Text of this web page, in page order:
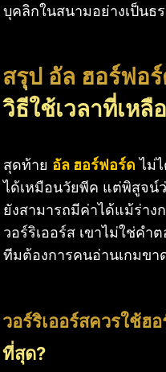
บุคลิกในสนามอย่างเป็นธ
สรุป อัล ฮอร์ฟอ
วิธีใช้เวลาที่เหลือ
สุดท้าย อัล ฮอร์ฟอร์ด ไม่
ได้เหมือนวัยพีค แต่พิสูจน์ว่
ยังสามารถมีค่าได้แม้ร่าง
วอร์ริเออร์ส เขาไม่ใช่ค
ทีมต้องการคนอ่านเกมข
วอร์ริเออร์สควรใช้ฮ
ที่สุด?